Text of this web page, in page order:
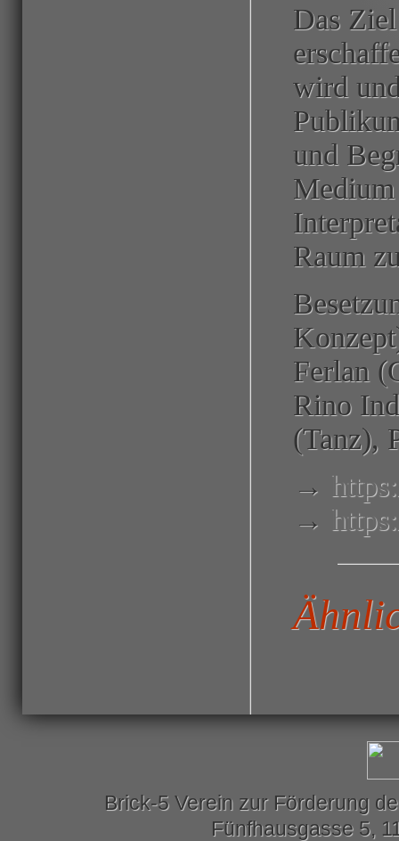
Das
wird
und
Raum
Ferlan
Rino
(Tanz),
→
→
Brick-5 Verein zur Förderung
Fünfhausgasse 5,